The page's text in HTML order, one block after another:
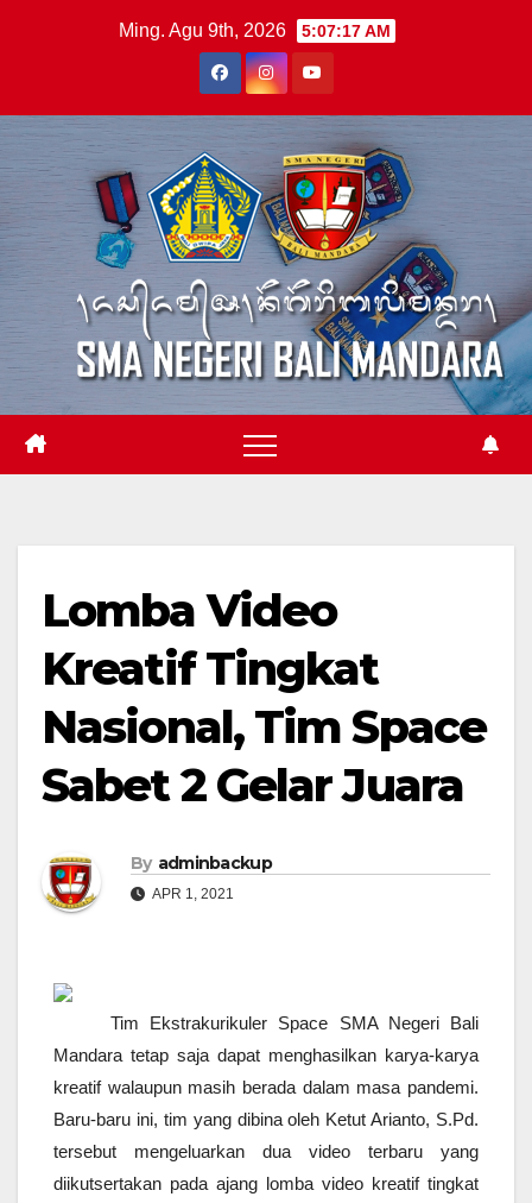
Ming. Agu 9th, 2026 5:07:18 AM
Lomba Video
Kreatif Tingkat
Nasional, Tim Space
Sabet 2 Gelar Juara
By adminbackup
APR 1, 2021
Tim Ekstrakurikuler Space SMA Negeri Bali
Mandara tetap saja dapat menghasilkan karya-karya
kreatif walaupun masih berada dalam masa pandemi.
Baru-baru ini, tim yang dibina oleh Ketut Arianto, S.Pd.
tersebut mengeluarkan dua video terbaru yang
diikutsertakan pada ajang lomba video kreatif tingkat